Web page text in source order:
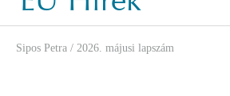
Sipos Petra / 2026. májusi lapszám